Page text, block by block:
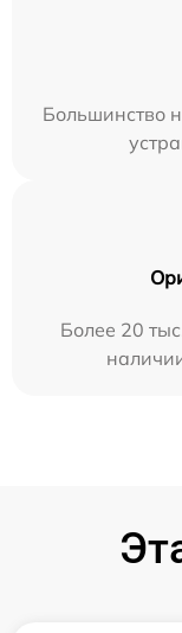
Большинство
Более 20